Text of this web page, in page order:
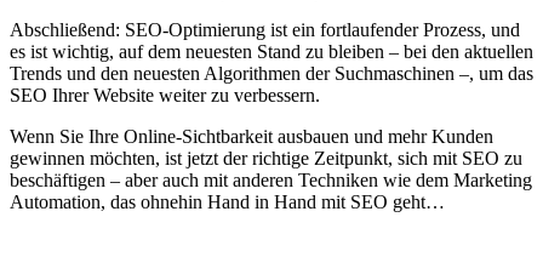
Abschließend: SEO-Optimierung ist ein fortlaufender Prozess, und
es ist wichtig, auf dem neuesten Stand zu bleiben – bei den aktuellen
Trends und den neuesten Algorithmen der Suchmaschinen –, um das
SEO Ihrer Website weiter zu verbessern.
Wenn Sie Ihre Online-Sichtbarkeit ausbauen und mehr Kunden
gewinnen möchten, ist jetzt der richtige Zeitpunkt, sich mit SEO zu
beschäftigen – aber auch mit anderen Techniken wie dem Marketing
Automation, das ohnehin Hand in Hand mit SEO geht…